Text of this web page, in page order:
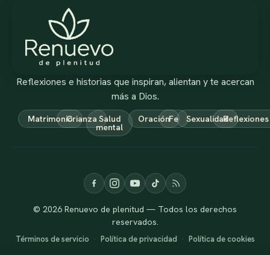
Reflexiones e historias que inspiran, alientan y te acercan
más a Dios.
MatrimonioCrianza Salud
mental
OraciónFe SexualidadReflexiones
© 2026 Renuevo de plenitud — Todos los derechos
reservados.
Términos de servicio · Política de privacidad · Política de cookies